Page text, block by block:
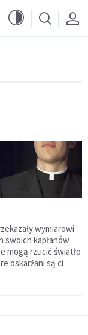
wymiarowi
swoich kapłanów
mogą rzucić światło
oskarżani są ci